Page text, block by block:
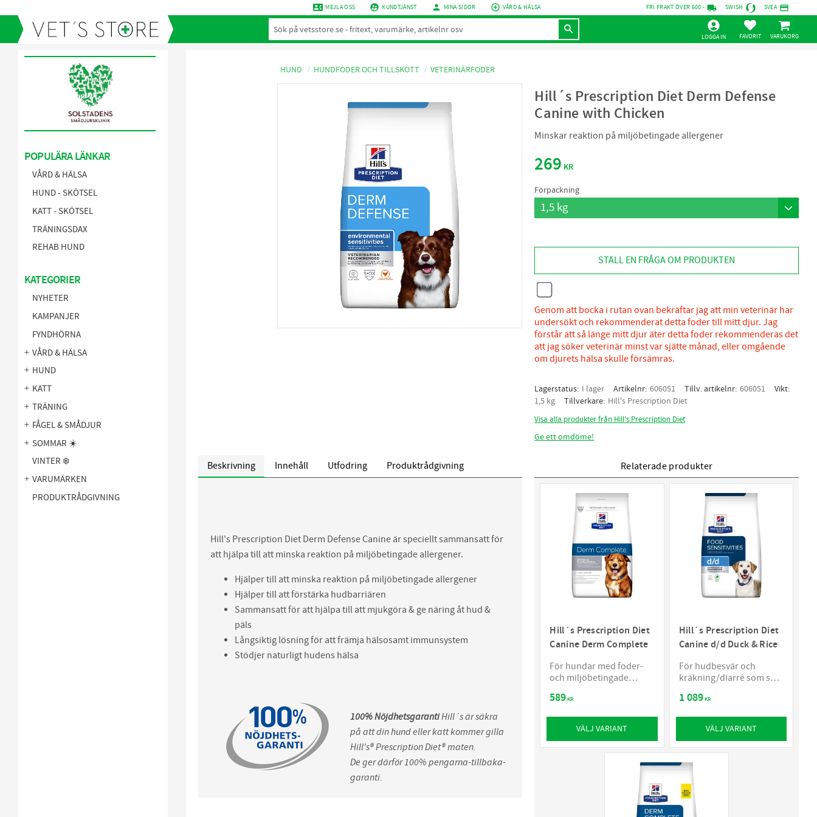
contact_phone MEJLA OSS supervised_user_circle KUNDTJÄNST person MINA SIDOR add_circle_outline VÅRD & HÄLSA FRI FRAKT ÖVER 600:- local_shipping SWISH SVEA credit_card
LOGGA IN FAVORITER
KUNDVAGN
HUND HUNDFODER OCH TILLSKOTT VETERINÄRFODER
Hill´s Prescription Diet Derm Defense
Canine with Chicken
Minskar reaktion på miljöbetingade allergener
269 KR
Förpackning
STÄLL EN FRÅGA OM PRODUKTEN
Genom att bocka i rutan ovan bekräftar jag att min veterinär har
undersökt och rekommenderat detta foder till mitt djur. Jag
förstår att så länge mitt djur äter detta foder rekommenderas det
att jag söker veterinär minst var sjätte månad, eller omgående
om djurets hälsa skulle försämras.
Lagerstatus I lager Artikelnr 606051 Tillv. artikelnr 606051
Vikt
1,5 kg
Tillverkare Hill's Prescription Diet
Visa alla produkter från Hill's Prescription Diet
Ge ett omdöme!
Beskrivning Innehåll Utfodring Produktrådgivning
Hill's Prescription Diet Derm Defense Canine är speciellt sammansatt för
att hjälpa till att minska reaktion på miljöbetingade allergener.
Hjälper till att minska reaktion på miljöbetingade allergener
Hjälper till att förstärka hudbarriären
Sammansatt för att hjälpa till att mjukgöra & ge näring åt hud &
päls
Långsiktig lösning för att främja hälsosamt immunsystem
Stödjer naturligt hudens hälsa
100% NöjdhetsgarantiHill´s är säkra
på att din hund eller katt kommer gilla
Hill's® Prescription Diet® maten.
De ger därför 100% pengarna-tillbaka-
garanti.
Relaterade produkter
Hill´s Prescription Diet
Canine Derm Complete
För hundar med foder-
och miljöbetingade
589KR
VÄLJ VARIANT
Hill´s Prescription Diet
Canine d/d Duck & Rice
För hudbesvär och
kräkning/diarré som som
1 089KR
VÄLJ VARIANT
POPULÄRA LÄNKAR
VÅRD & HÄLSA
HUND - SKÖTSEL
KATT - SKÖTSEL
TRÄNINGSDAX
REHAB HUND
KATEGORIER
NYHETER
KAMPANJER
FYNDHÖRNA
VÅRD & HÄLSA
HUND
KATT
TRÄNING
FÅGEL & SMÅDJUR
SOMMAR ☀️
VINTER ❄️
VARUMÄRKEN
PRODUKTRÅDGIVNING